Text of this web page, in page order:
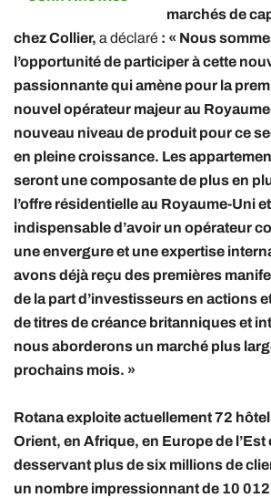
marchés de
chez Collier, a déclaré : « Nous
l’opportunité de participer à cette
passionnante qui amène pour la
nouvel opérateur majeur au
nouveau niveau de produit pour ce
en pleine croissance. Les
seront une composante de plus en
l’offre résidentielle au Royaume-Uni
indispensable d’avoir un opérateur
une envergure et une expertise
avons déjà reçu des premières
de la part d’investisseurs en actions
de titres de créance britanniques et
nous aborderons un marché plus
prochains mois. »
Rotana exploite actuellement 72
Orient, en Afrique, en Europe de l’Est
desservant plus de six millions de
un nombre impressionnant de 10